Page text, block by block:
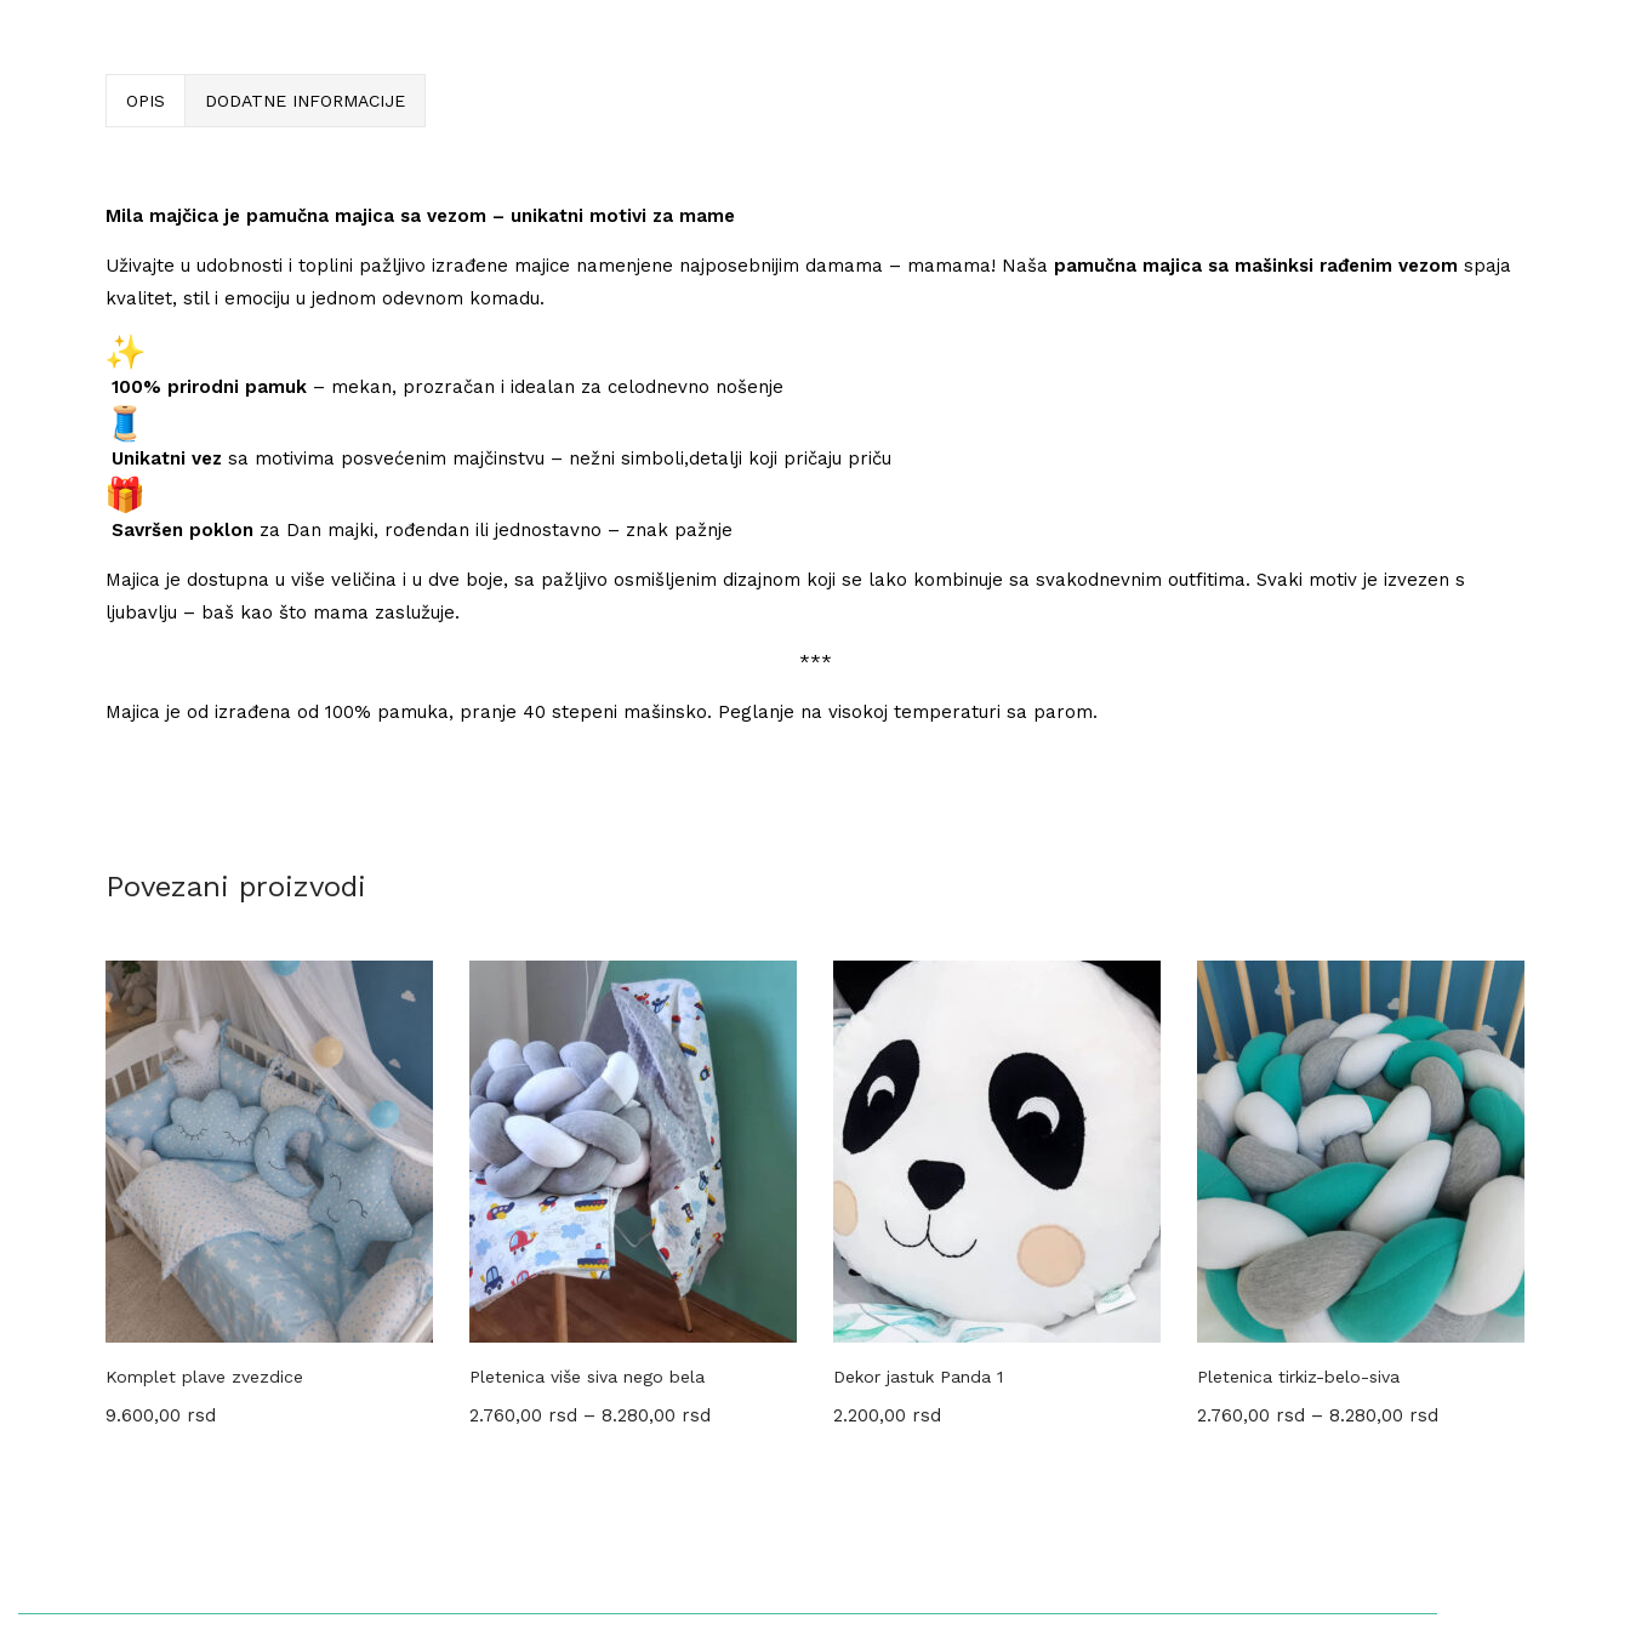
OPIS DODATNE INFORMACIJE
Mila majčica je pamučna majica sa vezom – unikatni motivi za mame
Uživajte u udobnosti i toplini pažljivo izrađene majice namenjene najposebnijim damama – mamama! Naša pamučna majica sa mašinksi rađenim vezom spaja
kvalitet, stil i emociju u jednom odevnom komadu.
100% prirodni pamuk – mekan, prozračan i idealan za celodnevno nošenje
Unikatni vez sa motivima posvećenim majčinstvu – nežni simboli,detalji koji pričaju priču
Savršen poklon za Dan majki, rođendan ili jednostavno – znak pažnje
Majica je dostupna u više veličina i u dve boje, sa pažljivo osmišljenim dizajnom koji se lako kombinuje sa svakodnevnim outfitima. Svaki motiv je izvezen s
ljubavlju – baš kao što mama zaslužuje.
***
Majica je od izrađena od 100% pamuka, pranje 40 stepeni mašinsko. Peglanje na visokoj temperaturi sa parom.
Povezani proizvodi
Komplet plave zvezdice
9.600,00 rsd
Pletenica više siva nego bela
2.760,00 rsd – 8.280,00 rsd
Dekor jastuk Panda 1
2.200,00 rsd
Pletenica tirkiz-belo-siva
2.760,00 rsd – 8.280,00 rsd